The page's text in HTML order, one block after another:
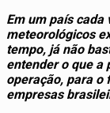
Em um país cada
meteorológicos
tempo, já não
entender o que a
operação, para o
empresas